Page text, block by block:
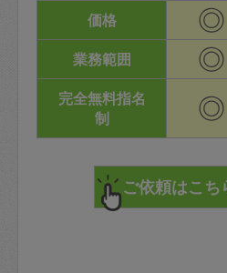
価格
◎
業務範囲 ◎
完全無料指名
制
◎